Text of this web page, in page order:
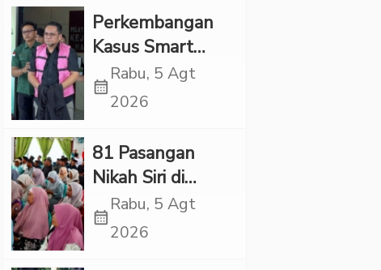
“Adem”
Perkembangan
Kasus Smart
Village, Jaksa
Kembali Periksa
calendar_month
Rabu, 5 Agt
2026
81 Pasangan
Nikah Siri di
Tapsel Ikuti
Sidang Isbat
calendar_month
Rabu, 5 Agt
2026